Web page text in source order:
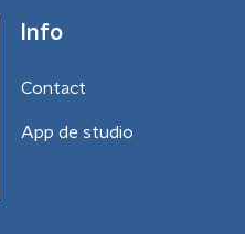
Info
Contact
App de studio